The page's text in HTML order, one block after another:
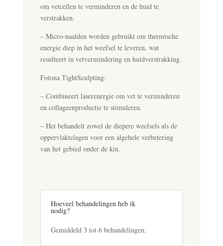
om vetcellen te verminderen en de huid te
verstrakken.
– Micro-naalden worden gebruikt om thermische
energie diep in het weefsel te leveren, wat
resulteert in vetvermindering en huidverstrakking.
Fotona TightSculpting:
– Combineert laserenergie om vet te verminderen
en collageenproductie te stimuleren.
– Het behandelt zowel de diepere weefsels als de
oppervlaktelagen voor een algehele verbetering
van het gebied onder de kin.
Hoeveel behandelingen heb ik
nodig?
Gemiddeld 3 tot 6 behandelingen.